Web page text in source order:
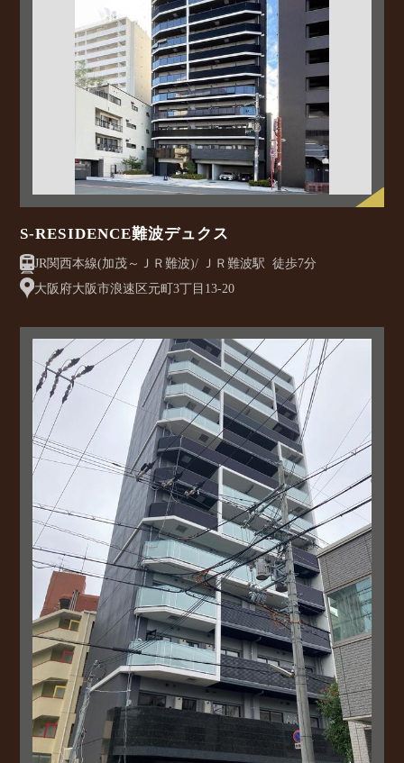
S-RESIDENCE難波デュクス
JR関西本線(加茂～ＪＲ難波)/ ＪＲ難波駅 徒歩7分
大阪府大阪市浪速区元町3丁目13-20